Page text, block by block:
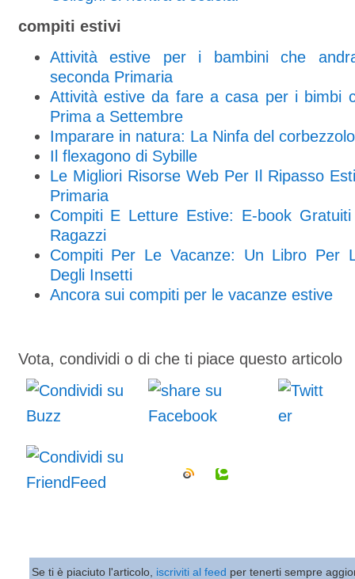
compiti estivi
Attività estive per i bambini che
seconda Primaria
Attività estive da fare a casa per i bimbi
Prima a Settembre
Imparare in natura: La Ninfa del corbezzolo
Il flexagono di Sybille
Le Migliori Risorse Web Per Il Ripasso
Primaria
Compiti E Letture Estive: E-book
Ragazzi
Compiti Per Le Vacanze: Un Libro Per
Degli Insetti
Ancora sui compiti per le vacanze estive
Vota, condividi o di che ti piace questo articolo
Se ti è piaciuto l'articolo, iscriviti al feed per tenerti sempre